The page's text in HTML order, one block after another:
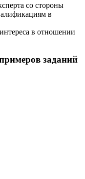
со стороны
в
в отношении
заданий